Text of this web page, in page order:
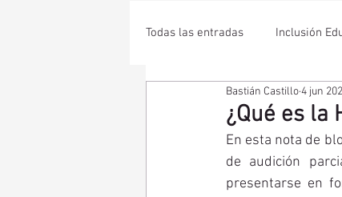
Todas las entradas Inclusión
¿Qué es la
Bastián Castillo4 jun
En esta nota de
de audición
presentarse en